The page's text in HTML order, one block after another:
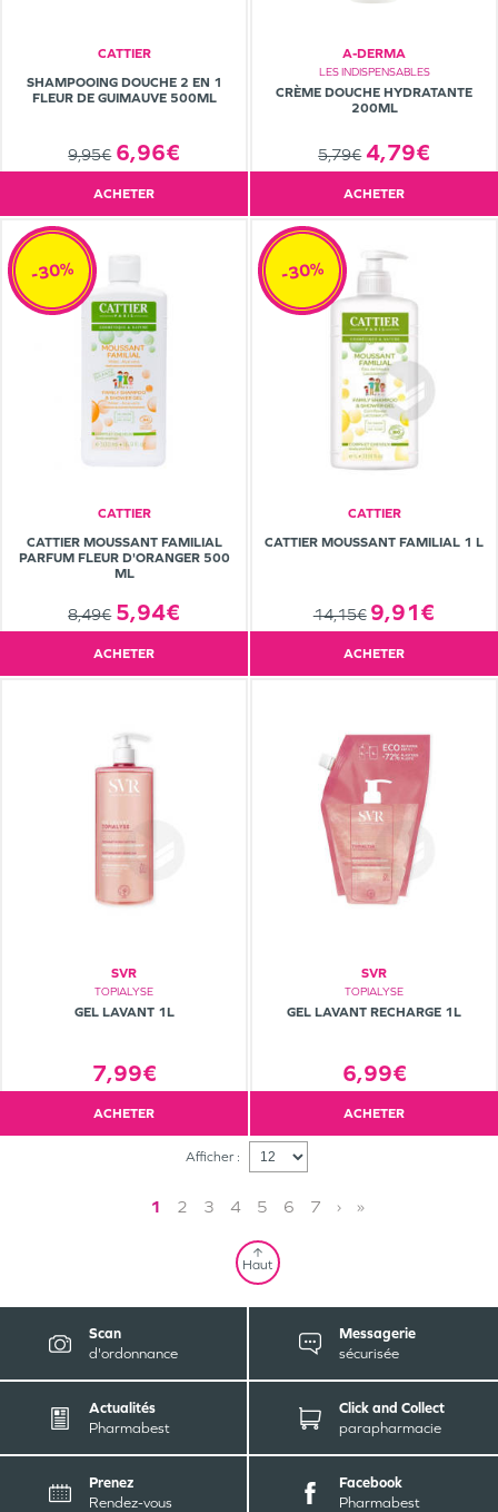
CATTIER
SHAMPOOING DOUCHE 2 EN 1
FLEUR DE GUIMAUVE 500ML
9,95€ 6,96€
ACHETER
A-DERMA
LES INDISPENSABLES
CRÈME DOUCHE HYDRATANTE
200ML
5,79€ 4,79€
ACHETER
CATTIER
CATTIER MOUSSANT FAMILIAL
PARFUM FLEUR D'ORANGER 500
ML
8,49€ 5,94€
-30%
ACHETER
CATTIER
CATTIER MOUSSANT FAMILIAL 1 L
14,15€ 9,91€
-30%
ACHETER
SVR
TOPIALYSE
GEL LAVANT 1L
7,99€
ACHETER
SVR
TOPIALYSE
GEL LAVANT RECHARGE 1L
6,99€
ACHETER
Afficher :
1 2 3 4 5 6 7 › »
Haut
Scan
d'ordonnance
Messagerie
sécurisée
Actualités
Pharmabest
Click and Collect
parapharmacie
Prenez
Rendez-vous
Facebook
Pharmabest